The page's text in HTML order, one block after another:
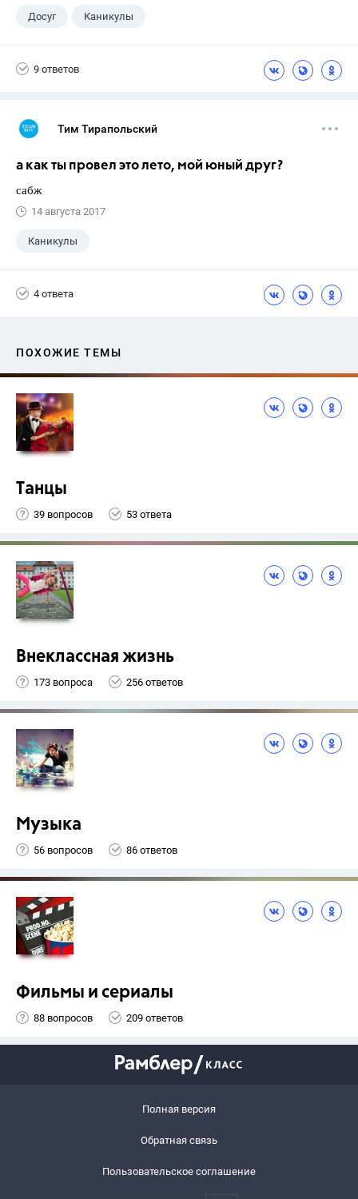
Досуг Каникулы
9 ответов
Тим Тирапольский
а как ты провел это лето, мой юный друг?
сабж
14 августа 2017
Каникулы
4 ответа
ПОХОЖИЕ ТЕМЫ
Танцы
39 вопросов 53 ответа
Внеклассная жизнь
173 вопроса 256 ответов
Музыка
56 вопросов 86 ответов
Фильмы и сериалы
88 вопросов 209 ответов
Полная версия
Обратная связь
Пользовательское соглашение